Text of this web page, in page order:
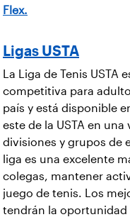
Flex.
Ligas USTA
La Liga de Tenis USTA
competitiva para
país y está disponible
este de la USTA en una
divisiones y grupos de
liga es una excelente
colegas, mantener
juego de tenis. Los
tendrán la oportunidad